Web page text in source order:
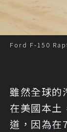
Ford F-150
雖然全球的
在美國本土
道，因為在